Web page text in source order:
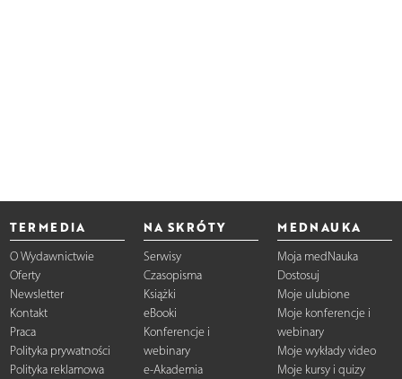
TERMEDIA
O Wydawnictwie
Oferty
Newsletter
Kontakt
Praca
Polityka prywatności
Polityka reklamowa
NA SKRÓTY
Serwisy
Czasopisma
Książki
eBooki
Konferencje i
webinary
e-Akademia
MEDNAUKA
Moja medNauka
Dostosuj
Moje ulubione
Moje konferencje i
webinary
Moje wykłady video
Moje kursy i quizy